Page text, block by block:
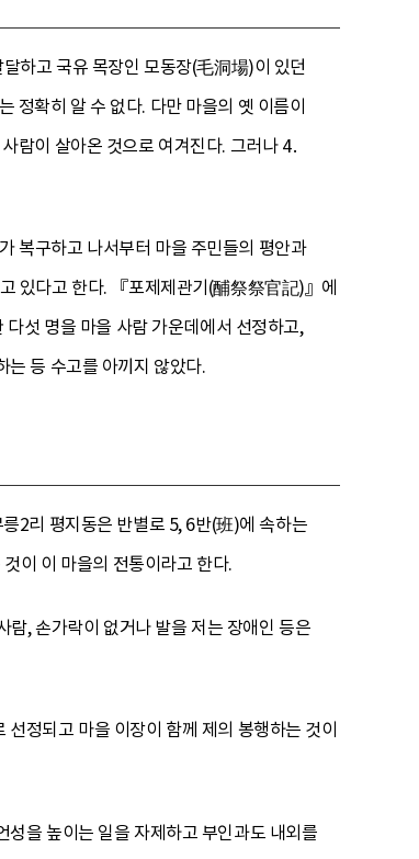
하고 국유 목장인 모동장(毛洞場)이 있던
정확히 알 수 없다. 다만 마을의 옛 이름이
람이 살아온 것으로 여겨진다. 그러나 4․
복구하고 나서부터 마을 주민들의 평안과
있다고 한다. 『포제제관기(酺祭祭官記)』에
섯 명을 마을 사람 가운데에서 선정하고,
는 등 수고를 아끼지 않았다.
2리 평지동은 반별로 5, 6반(班)에 속하는
이 이 마을의 전통이라고 한다.
, 손가락이 없거나 발을 저는 장애인 등은
정되고 마을 이장이 함께 제의 봉행하는 것이
을 높이는 일을 자제하고 부인과도 내외를